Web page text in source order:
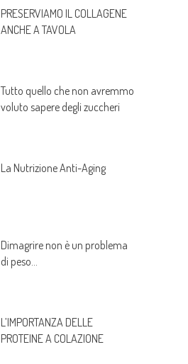
PRESERVIAMO IL COLLAGENE
ANCHE A TAVOLA
Tutto quello che non avremmo
voluto sapere degli zuccheri
La Nutrizione Anti-Aging
Dimagrire non è un problema
di peso…
L’IMPORTANZA DELLE
PROTEINE A COLAZIONE